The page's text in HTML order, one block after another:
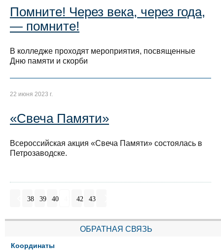
Помните! Через века, через года,
— помните!
В колледже проходят мероприятия, посвященные
Дню памяти и скорби
22 июня 2023 г.
«Свеча Памяти»
Всероссийская акция «Свеча Памяти» состоялась в
Петрозаводске.
38 39 40 42 43
ОБРАТНАЯ СВЯЗЬ
Координаты